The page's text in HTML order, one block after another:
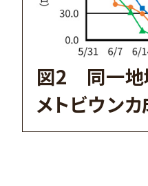
図2 同一地
メトビウン